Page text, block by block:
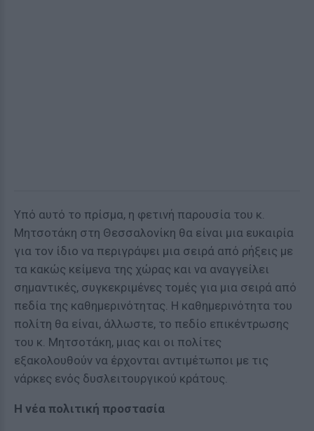
Υπό αυτό το πρίσμα, η φετινή παρουσία του κ.
Μητσοτάκη στη Θεσσαλονίκη θα είναι μια ευκαιρία
για τον ίδιο να περιγράψει μια σειρά από ρήξεις με
τα κακώς κείμενα της χώρας και να αναγγείλει
σημαντικές, συγκεκριμένες τομές για μια σειρά από
πεδία της καθημερινότητας. Η καθημερινότητα του
πολίτη θα είναι, άλλωστε, το πεδίο επικέντρωσης
του κ. Μητσοτάκη, μιας και οι πολίτες
εξακολουθούν να έρχονται αντιμέτωποι με τις
νάρκες ενός δυσλειτουργικού κράτους.
Η νέα πολιτική προστασία